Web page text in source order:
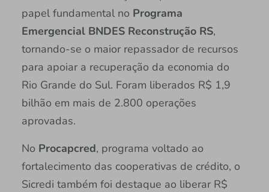
papel fundamental no Programa
Emergencial BNDES Reconstrução RS,
tornando-se o maior repassador de recursos
para apoiar a recuperação da economia do
Rio Grande do Sul. Foram liberados R$ 1,9
bilhão em mais de 2.800 operações
aprovadas.
No Procapcred, programa voltado ao
fortalecimento das cooperativas de crédito, o
Sicredi também foi destaque ao liberar R$